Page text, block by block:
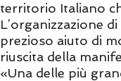
territorio Italiano
L’organizzazione
prezioso aiuto di
riuscita della
«Una delle più